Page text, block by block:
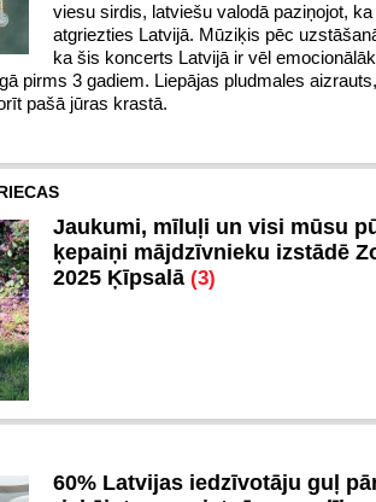
viesu sirdis, latviešu valodā paziņojot,
atgriezties Latvijā. Mūziķis pēc
ka šis koncerts Latvijā ir vēl
pirms 3 gadiem. Liepājas pludmales
pašā jūras krastā.
Jaukumi, mīluļi un visi mūsu
ķepaiņi mājdzīvnieku izstādē
2025 Ķīpsalā (3)
60% Latvijas iedzīvotāju guļ